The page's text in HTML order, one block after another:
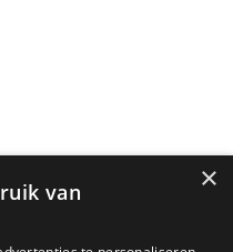
×
van